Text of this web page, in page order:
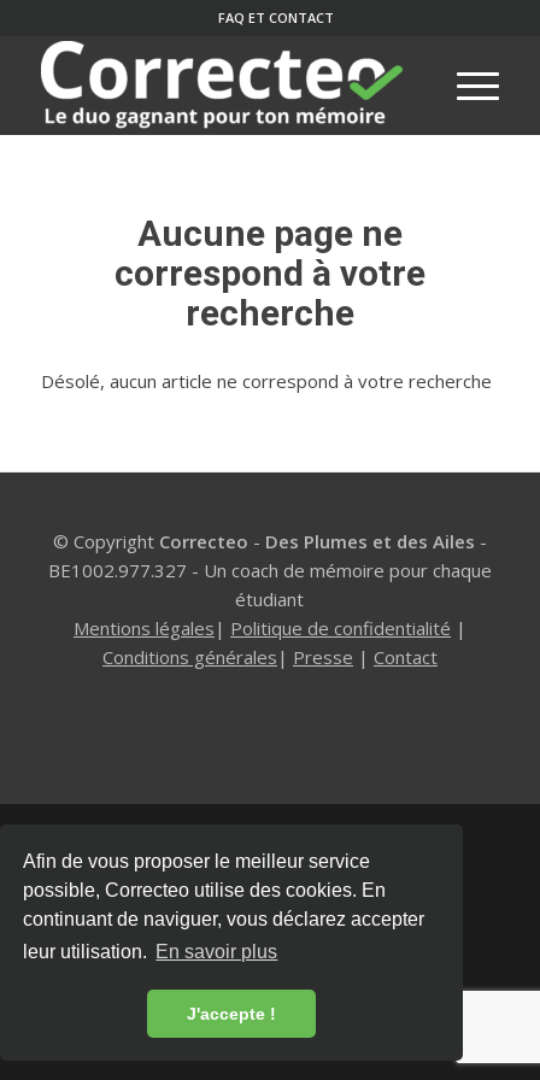
Afin de vous proposer le meilleur service
possible, Correcteo utilise des cookies. En
continuant de naviguer, vous déclarez accepter
leur utilisation. En savoir plus
J'accepte !
FAQ ET CONTACT
Aucune page ne
correspond à votre
recherche
Désolé, aucun article ne correspond à votre recherche
© Copyright Correcteo - Des Plumes et des Ailes -
BE1002.977.327 - Un coach de mémoire pour chaque
étudiant
Mentions légales | Politique de confidentialité |
Conditions générales | Presse | Contact